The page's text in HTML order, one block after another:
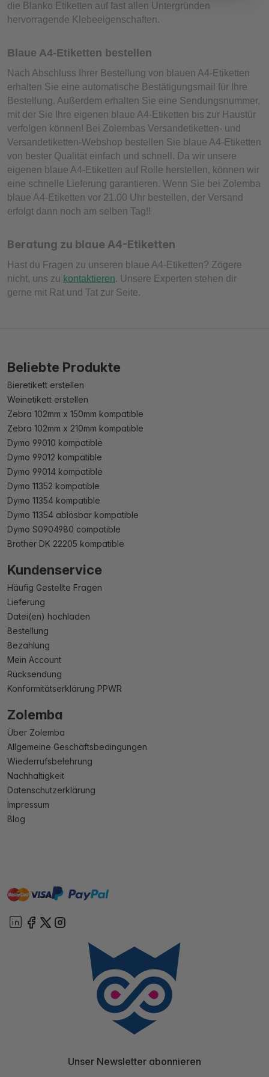
die Blanko Etiketten auf fast allen Untergründen
hervorragende Klebeeigenschaften.
Blaue A4-Etiketten bestellen
Nach Abschluss Ihrer Bestellung von blauen A4-Etiketten
erhalten Sie eine automatische Bestätigungsmail für Ihre
Bestellung. Außerdem erhalten Sie eine Sendungsnummer,
mit der Sie Ihre eigenen blaue A4-Etiketten bis zur Haustür
verfolgen können! Bei Zolembas Versandetiketten- und
Versandetiketten-Webshop bestellen Sie blaue A4-Etiketten
von bester Qualität einfach und schnell. Da wir unsere
eigenen blaue A4-Etiketten auf Rolle herstellen, können wir
eine schnelle Lieferung garantieren. Wenn Sie bei Zolemba
blaue A4-Etiketten vor 21.00 Uhr bestellen, der Versand
erfolgt dann noch am selben Tag!!
Beratung zu blaue A4-Etiketten
Hast du Fragen zu unseren blaue A4-Etiketten? Zögere
nicht, uns zu kontaktieren. Unsere Experten stehen dir
gerne mit Rat und Tat zur Seite.
Beliebte Produkte
Bieretikett erstellen
Weinetikett erstellen
Zebra 102mm x 150mm kompatible
Zebra 102mm x 210mm kompatible
Dymo 99010 kompatible
Dymo 99012 kompatible
Dymo 99014 kompatible
Dymo 11352 kompatible
Dymo 11354 kompatible
Dymo 11354 ablösbar kompatible
Dymo S0904980 compatible
Brother DK 22205 kompatible
Kundenservice
Häufig Gestellte Fragen
Lieferung
Datei(en) hochladen
Bestellung
Bezahlung
Mein Account
Rücksendung
Konformitätserklärung PPWR
Zolemba
Über Zolemba
Allgemeine Geschäftsbedingungen
Wiederrufsbelehrung
Nachhaltigkeit
Datenschutzerklärung
Impressum
Blog
mastervisa paypal
Unser Newsletter abonnieren